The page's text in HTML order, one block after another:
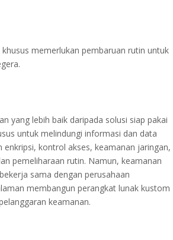
memerlukan pembaruan rutin untuk
yang lebih baik daripada solusi siap pakai
untuk melindungi informasi dan data
kontrol akses, keamanan jaringan,
pemeliharaan rutin. Namun, keamanan
sama dengan perusahaan
membangun perangkat lunak kustom
keamanan.